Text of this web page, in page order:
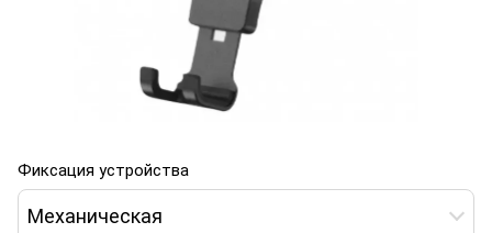
Фиксация устройства
Механическая